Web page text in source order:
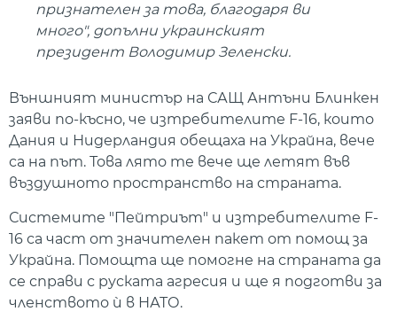
признателен за това, благодаря ви
много", допълни украинският
президент Володимир Зеленски.
Външният министър на САЩ Антъни Блинкен
заяви по-късно, че изтребителите F-16, които
Дания и Нидерландия обещаха на Украйна, вече
са на път. Това лято те вече ще летят във
въздушното пространство на страната.
Системите "Пейтриът" и изтребителите F-
16 са част от значителен пакет от помощ за
Украйна. Помощта ще помогне на страната да
се справи с руската агресия и ще я подготви за
членството ѝ в НАТО.